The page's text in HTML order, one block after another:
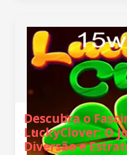
Descubra o
LuckyClover: O
Diversão e